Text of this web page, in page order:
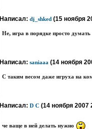
Написал: dj_shked (15 ноября
Не, игра в порядке просто
Написал: saniaaa (14 ноября
С таким весом даже игруха на
Написал: D C (14 ноября 2007
че ваще в ней делать нужно